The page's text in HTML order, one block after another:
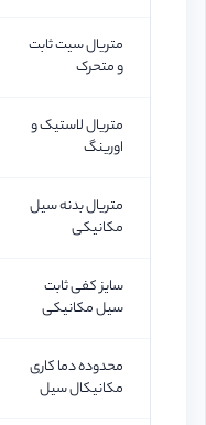
متریال سیت ثابت
و متحرک
متریال لاستیک و
اورینگ
متریال بدنه سیل
مکانیکی
سایز کفی ثابت
سیل مکانیکی
محدوده دما کاری
مکانیکال سیل